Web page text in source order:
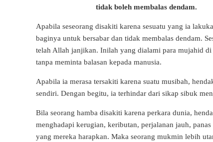
tidak boleh membalas dendam.
Apabila seseorang disakiti karena sesuatu yang ia
baginya untuk bersabar dan tidak membalas dendam.
telah Allah janjikan. Inilah yang dialami para mujahid
tanpa meminta balasan kepada manusia.
Apabila ia merasa tersakiti karena suatu musibah,
sendiri. Dengan begitu, ia terhindar dari sikap sibuk
Bila seorang hamba disakiti karena perkara dunia,
menghadapi kerugian, keributan, perjalanan jauh,
yang mereka harapkan. Maka seorang mukmin lebih